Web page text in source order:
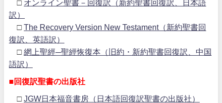
□ オンライン聖書－回復訳（新約聖書回復訳、日本語
訳）
□ The Recovery Version New Testament（新約聖書回
復訳、英語訳）
□ 網上聖經─聖經恢復本（旧約・新約聖書回復訳、中国
語訳）
■回復訳聖書の出版社
□ JGW日本福音書房（日本語回復訳聖書の出版社）